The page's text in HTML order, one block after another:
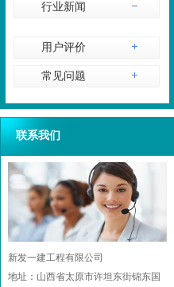
行业新闻
用户评价
常见问题
联系我们
新发一建工程有限公司
地址：山西省太原市许坦东街锦东国